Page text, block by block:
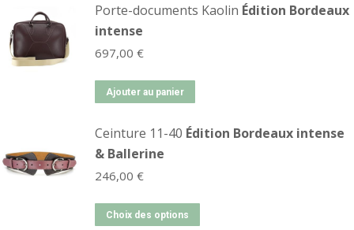
Porte-documents Kaolin Édition Bordeaux
intense
697,00 €
Ajouter au panier
Ceinture 11-40 Édition Bordeaux intense
& Ballerine
246,00 €
Choix des options